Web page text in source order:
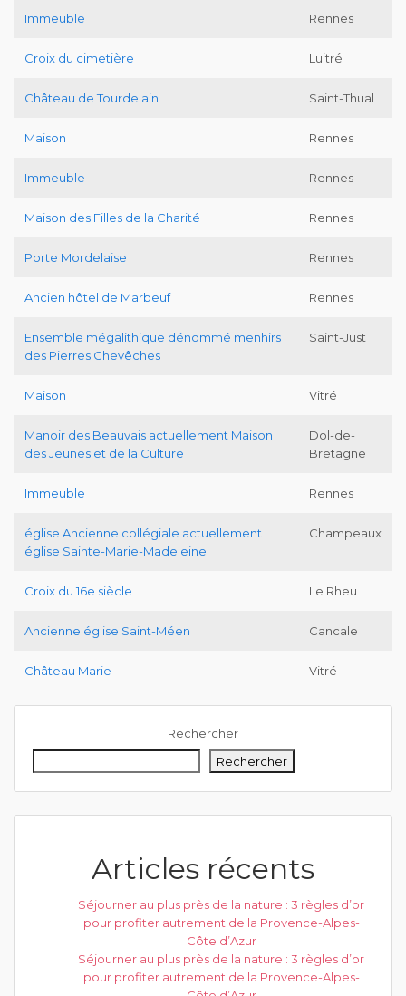
Immeuble Rennes
Croix du cimetière Luitré
Château de Tourdelain Saint-Thual
Maison Rennes
Immeuble Rennes
Maison des Filles de la Charité Rennes
Porte Mordelaise Rennes
Ancien hôtel de Marbeuf Rennes
Ensemble mégalithique dénommé menhirs
des Pierres Chevêches
Saint-Just
Maison Vitré
Manoir des Beauvais actuellement Maison
des Jeunes et de la Culture
Dol-de-
Bretagne
Immeuble Rennes
église Ancienne collégiale actuellement
église Sainte-Marie-Madeleine
Champeaux
Croix du 16e siècle Le Rheu
Ancienne église Saint-Méen Cancale
Château Marie Vitré
Rechercher
Rechercher
Articles récents
Séjourner au plus près de la nature : 3 règles d’or
pour profiter autrement de la Provence-Alpes-
Côte d’Azur
Séjourner au plus près de la nature : 3 règles d’or
pour profiter autrement de la Provence-Alpes-